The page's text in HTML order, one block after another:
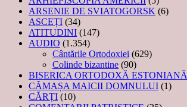
ARSENIE DE SVIATOGORSK (6)
ASCEȚI (34)
ATITUDINI (147)
AUDIO (1.354)
Cântările Ortodoxiei (629)
Colinde bizantine (90)
BISERICA ORTODOXĂ ESTONIANĂ
CĂMAȘA MAICII DOMNULUI (1)
CĂRȚI (10)